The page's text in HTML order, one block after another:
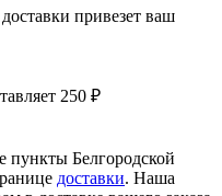
привезет ваш
250 ₽
пункты Белгородской
доставки. Наша